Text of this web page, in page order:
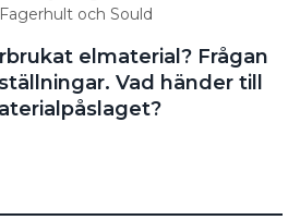
med hjälp av
(EPD).
för hur man bör tänka
rätt. Nu vet vi att vi inte
gör rätt, säger Ebba
och Sould
elmaterial? Frågan
Vad händer till